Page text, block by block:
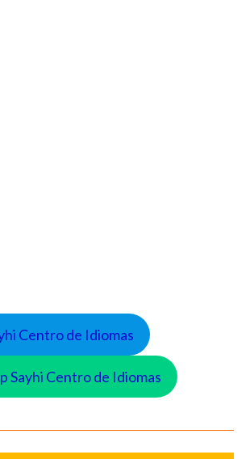
Centro de Idiomas
Sayhi Centro de Idiomas